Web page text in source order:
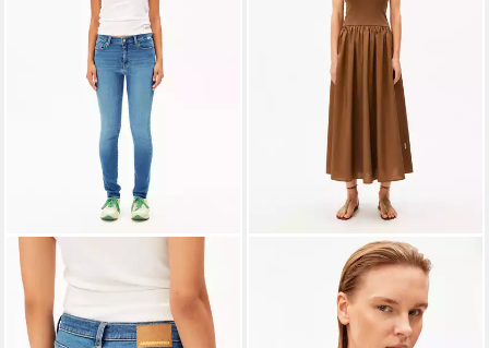
ARMEDANGELS
Skinny-fit-Jeans TILLAA
54,90 €
-58%
ARMEDANGELS
Jerseykleid RIB Kleid aus
Bio-Baumwoll Mix
UVP 99,90 €